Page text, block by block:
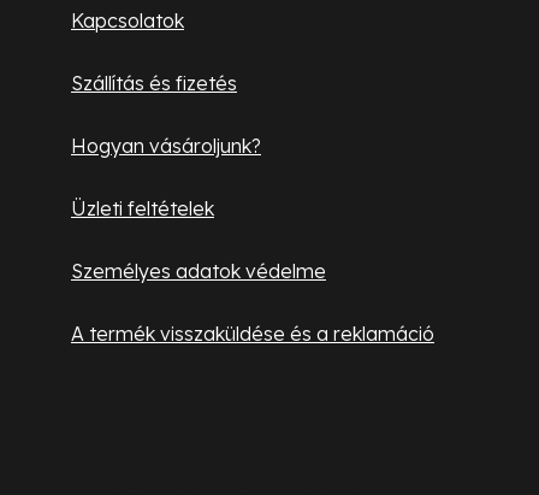
Kapcsolatok
Szállítás és fizetés
Hogyan vásároljunk?
Üzleti feltételek
Személyes adatok védelme
A termék visszaküldése és a reklamáció